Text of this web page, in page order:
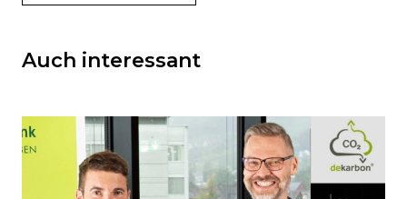
Auch interessant